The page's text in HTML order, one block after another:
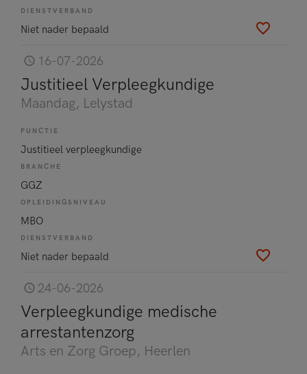
DIENSTVERBAND
Niet nader bepaald
16-07-2026
Justitieel Verpleegkundige
Maandag, Lelystad
FUNCTIE
Justitieel verpleegkundige
BRANCHE
GGZ
OPLEIDINGSNIVEAU
MBO
DIENSTVERBAND
Niet nader bepaald
24-06-2026
Verpleegkundige medische
arrestantenzorg
Arts en Zorg Groep, Heerlen